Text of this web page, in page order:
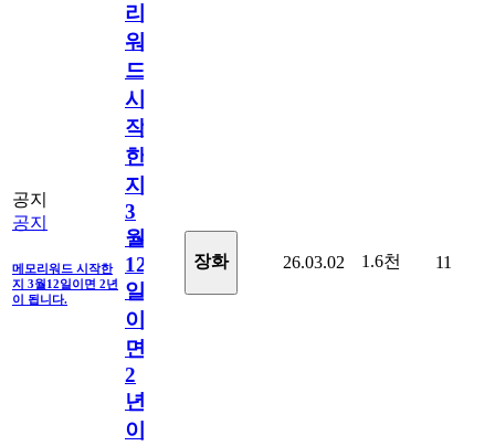
공지
공지
메모리워드 시작한
지 3월12일이면 2년
이 됩니다.
리
워
드
시
작
한
지
3
월
12
일
이
면
2
년
이
장화 26.03.02 1.6천 11